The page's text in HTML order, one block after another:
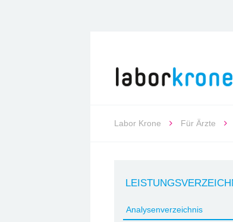
Labor Krone Für Ärzte
Analysenverzeichnis